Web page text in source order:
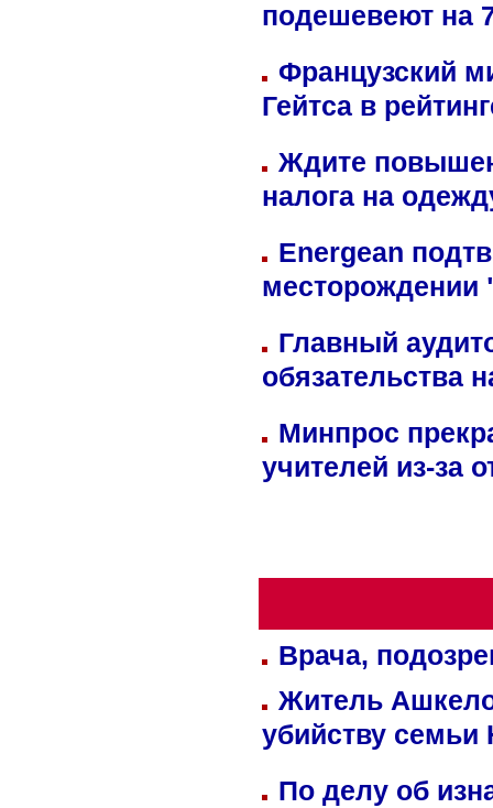
подешевеют на
Французский
Гейтса в
Ждите
налога на
Energean
Главный
обязательства
Минпрос
учителей из-за
Врача,
Житель
убийству семьи
По делу об